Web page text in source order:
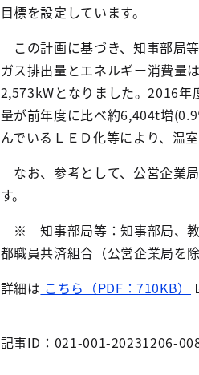
目標を設定しています。
この計画に基づき、知事部局
ガス排出量とエネルギー消費量
2,573kWとなりました。2016年
量が前年度に比べ約6,404t増
んでいるＬＥＤ化等により、温
なお、参考として、公営企業
す。
※ 知事部局等：知事部局、教
都職員共済組合（公営企業局を除
詳細は こちら（PDF：710KB）
記事ID：021-001-20231206-